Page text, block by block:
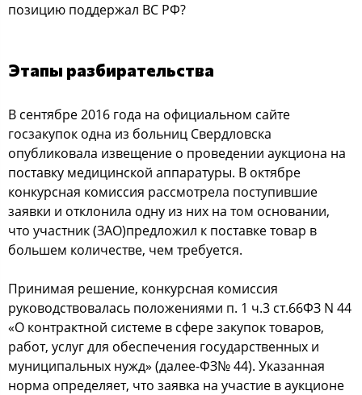
позицию поддержал ВС РФ?
Этапы разбирательства
В сентябре 2016 года на официальном сайте
госзакупок одна из больниц Свердловска
опубликовала извещение о проведении аукциона на
поставку медицинской аппаратуры. В октябре
конкурсная комиссия рассмотрела поступившие
заявки и отклонила одну из них на том основании,
что участник (ЗАО)предложил к поставке товар в
большем количестве, чем требуется.
Принимая решение, конкурсная комиссия
руководствовалась положениями п. 1 ч.3 ст.66ФЗ N 44
«О контрактной системе в сфере закупок товаров,
работ, услуг для обеспечения государственных и
муниципальных нужд» (далее-ФЗ№ 44). Указанная
норма определяет, что заявка на участие в аукционе